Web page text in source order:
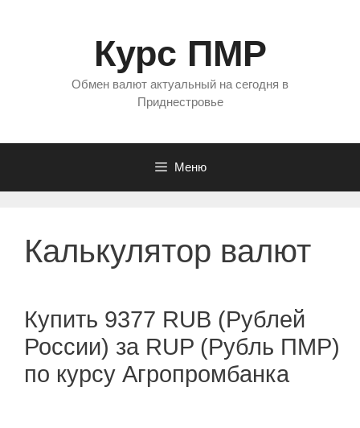
Курс ПМР
Обмен валют актуальный на сегодня в
Приднестровье
Меню
Калькулятор валют
Купить 9377 RUB (Рублей
России) за RUP (Рубль ПМР)
по курсу Агропромбанка